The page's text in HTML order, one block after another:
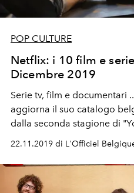
POP CULTURE
Netflix: i 10 film e
Dicembre 2019
Serie tv, film e documentari
aggiorna il suo catalogo
dalla seconda stagione di
serie ispirata a "Game of
film di Natale. Ecco le 10
1 ° Dicembre sulla
22.11.2019 di L'Officiel